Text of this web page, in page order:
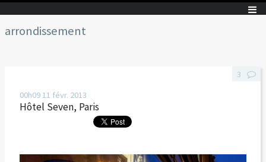
arrondissement
00h0911 févr. 2013
Hôtel Seven, Paris
3